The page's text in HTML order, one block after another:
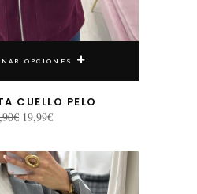
OPCIONES
CUELLO PELO
€ El
precio
era:
39,90€.
19,99€El
es:
19,99€.